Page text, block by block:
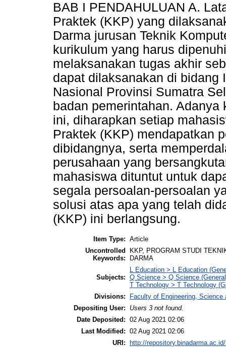
BAB I PENDAHULUAN A.
Praktek (KKP) yang
Darma jurusan Teknik
kurikulum yang harus
melaksanakan tugas akhir
dapat dilaksanakan di bidang
Nasional Provinsi Sumatra
badan pemerintahan.
ini, diharapkan setiap
Praktek (KKP) mendapatkan
dibidangnya, serta
perusahaan yang
mahasiswa dituntut untuk
segala persoalan-persoalan
solusi atas apa yang telah
(KKP) ini berlangsung.
Item Type: Article
Uncontrolled
Keywords:
KKP, PROGRAM STUDI
DARMA
Subjects:
L Education > L Education
Q Science > Q Science
T Technology > T Technology
Divisions:
Faculty of Engineering,
Depositing User:
Users 3 not found.
Date Deposited: 02 Aug 2021 02:06
Last Modified: 02 Aug 2021 02:06
URI:
http://